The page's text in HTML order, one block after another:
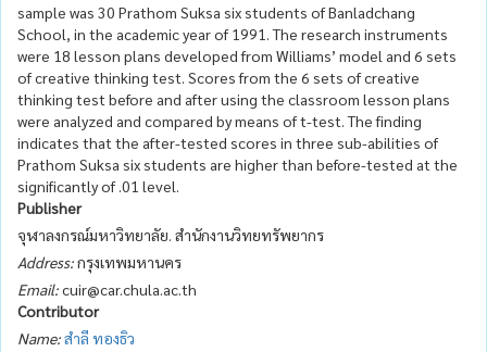
sample was 30 Prathom Suksa six students of Banladchang
School, in the academic year of 1991. The research instruments
were 18 lesson plans developed from Williams’ model and 6 sets
of creative thinking test. Scores from the 6 sets of creative
thinking test before and after using the classroom lesson plans
were analyzed and compared by means of t-test. The finding
indicates that the after-tested scores in three sub-abilities of
Prathom Suksa six students are higher than before-tested at the
significantly of .01 level.
Publisher
จุฬาลงกรณ์มหาวิทยาลัย. สำนักงานวิทยทรัพยากร
Address:กรุงเทพมหานคร
Email:cuir@car.chula.ac.th
Contributor
Name:สำลี ทองธิว